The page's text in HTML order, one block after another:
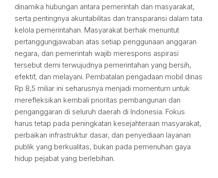
dinamika hubungan antara pemerintah dan masyarakat,
serta pentingnya akuntabilitas dan transparansi dalam tata
kelola pemerintahan. Masyarakat berhak menuntut
pertanggungjawaban atas setiap penggunaan anggaran
negara, dan pemerintah wajib merespons aspirasi
tersebut demi terwujudnya pemerintahan yang bersih,
efektif, dan melayani. Pembatalan pengadaan mobil dinas
Rp 8,5 miliar ini seharusnya menjadi momentum untuk
merefleksikan kembali prioritas pembangunan dan
penganggaran di seluruh daerah di Indonesia. Fokus
harus tetap pada peningkatan kesejahteraan masyarakat,
perbaikan infrastruktur dasar, dan penyediaan layanan
publik yang berkualitas, bukan pada pemenuhan gaya
hidup pejabat yang berlebihan.